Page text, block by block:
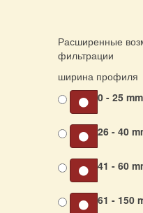
Расширенные
фильтрации
ширина профиля
0 - 25
26 - 40
41 - 60
61 - 150